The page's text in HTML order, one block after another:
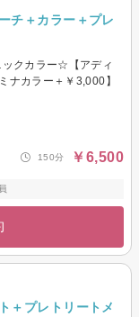
チ＋カラー＋プレ
ックカラー☆【アディ
ナカラー＋￥3,000】
150分 ￥6,500
＋プレトリートメ